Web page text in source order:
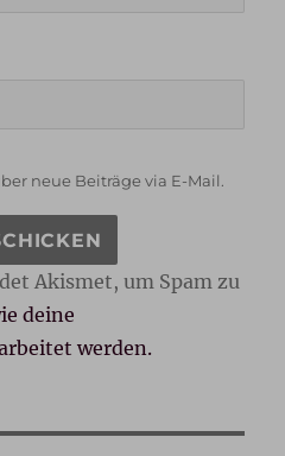
neue Beiträge via E-Mail.
Akismet, um Spam zu
deine
werden.